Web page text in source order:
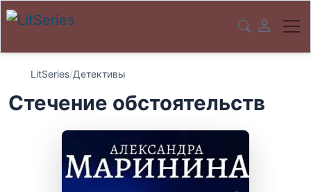
LitSeries/Детективы
Стечение обстоятельств